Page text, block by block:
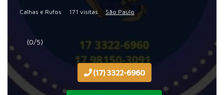
Calhas e Rufos 171 visitas São Paulo
(0/5)
(17) 3322-6960